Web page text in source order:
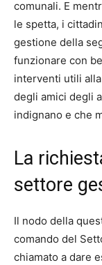
comunali. E
le spetta, i
gestione della
funzionare con
interventi utili
degli amici degli
indignano e che
La
settore
Il nodo della
comando del
chiamato a dare